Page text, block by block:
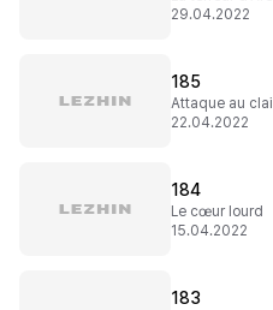
29.04.2022
185
22.04.2022
184
Le cœur lourd
15.04.2022
183